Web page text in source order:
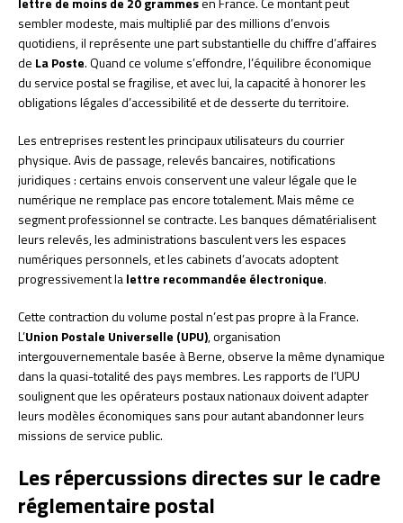
sembler modeste, mais multiplié par des millions d’envois
quotidiens, il représente une part substantielle du chiffre d’affaires
de La Poste. Quand ce volume s’effondre, l’équilibre économique
du service postal se fragilise, et avec lui, la capacité à honorer les
obligations légales d’accessibilité et de desserte du territoire.
Les entreprises restent les principaux utilisateurs du courrier
physique. Avis de passage, relevés bancaires, notifications
juridiques : certains envois conservent une valeur légale que le
numérique ne remplace pas encore totalement. Mais même ce
segment professionnel se contracte. Les banques dématérialisent
leurs relevés, les administrations basculent vers les espaces
numériques personnels, et les cabinets d’avocats adoptent
progressivement lalettre recommandée électronique.
Cette contraction du volume postal n’est pas propre à la France.
L’Union Postale Universelle (UPU), organisation
intergouvernementale basée à Berne, observe la même dynamique
dans la quasi-totalité des pays membres. Les rapports de l’UPU
soulignent que les opérateurs postaux nationaux doivent adapter
leurs modèles économiques sans pour autant abandonner leurs
missions de service public.
Les répercussions directes sur le cadre
réglementaire postal